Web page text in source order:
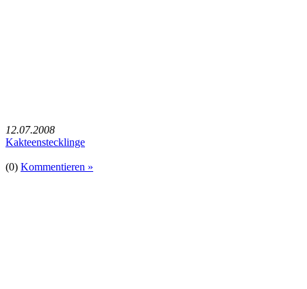
12.07.2008
Kakteenstecklinge
(0) Kommentieren »